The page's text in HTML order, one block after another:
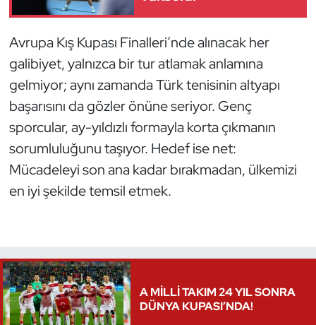
Avrupa Kış Kupası Finalleri’nde alınacak her
galibiyet, yalnızca bir tur atlamak anlamına
gelmiyor; aynı zamanda Türk tenisinin altyapı
başarısını da gözler önüne seriyor. Genç
sporcular, ay-yıldızlı formayla korta çıkmanın
sorumluluğunu taşıyor. Hedef ise net:
Mücadeleyi son ana kadar bırakmadan, ülkemizi
en iyi şekilde temsil etmek.
A MİLLİ TAKIM 24 YIL SONRA
DÜNYA KUPASI’NDA!